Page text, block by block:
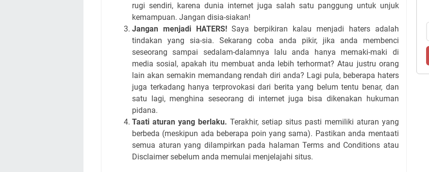
rugi sendiri, karena dunia internet juga salah satu panggung untuk unjuk
kemampuan. Jangan disia-siakan!
Jangan menjadi HATERS!Saya berpikiran kalau menjadi haters adalah
tindakan yang sia-sia. Sekarang coba anda pikir, jika anda membenci
seseorang sampai sedalam-dalamnya lalu anda hanya memaki-maki di
media sosial, apakah itu membuat anda lebih terhormat? Atau justru orang
lain akan semakin memandang rendah diri anda? Lagi pula, beberapa haters
juga terkadang hanya terprovokasi dari berita yang belum tentu benar, dan
satu lagi, menghina seseorang di internet juga bisa dikenakan hukuman
pidana.
Taati aturan yang berlaku. Terakhir, setiap situs pasti memiliki aturan yang
berbeda (meskipun ada beberapa poin yang sama). Pastikan anda mentaati
semua aturan yang dilampirkan pada halaman Terms and Conditions atau
Disclaimer sebelum anda memulai menjelajahi situs.